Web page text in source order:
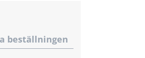
beställningen